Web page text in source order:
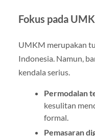
Fokus pada
UMKM merupakan
Indonesia. Namun,
kendala serius.
Permodalan
kesulitan
formal.
Pemasaran